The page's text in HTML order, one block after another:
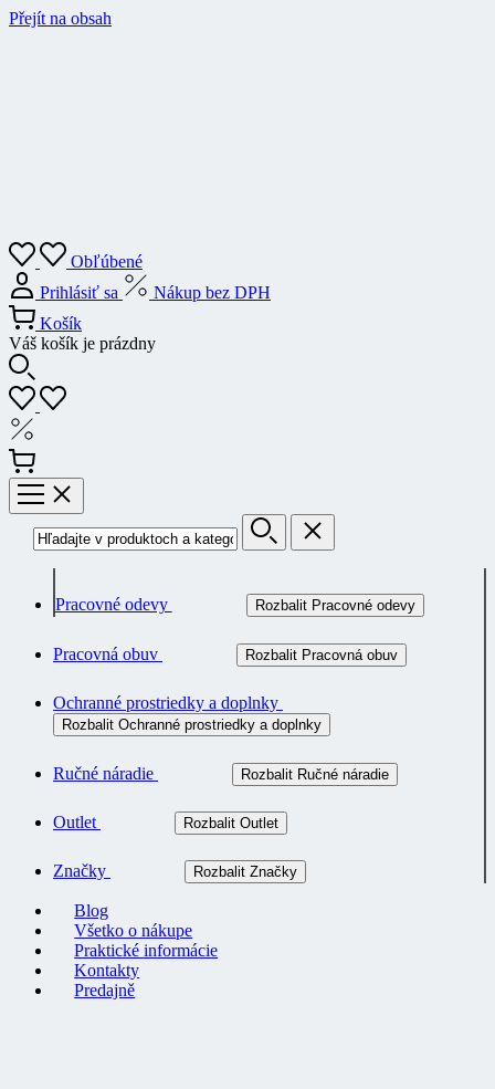
Přejít na obsah
Obľúbené
Prihlásiť sa
Nákup bez DPH
Košík
Váš košík je prázdny
Pracovné odevy Rozbalit Pracovné odevy
Pracovná obuv Rozbalit Pracovná obuv
Ochranné prostriedky a doplnky
Rozbalit Ochranné prostriedky a doplnky
Ručné náradie Rozbalit Ručné náradie
Outlet Rozbalit Outlet
Značky Rozbalit Značky
Blog
Všetko o nákupe
Praktické informácie
Kontakty
Predajně